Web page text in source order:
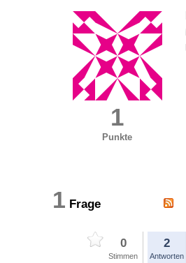
1
Punkte
1 Frage
0
Stimmen
2
Antworten